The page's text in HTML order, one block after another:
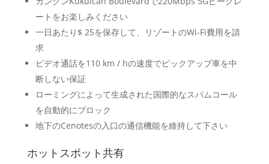
ートをお楽しみください
一日あたり$ 25を保存して、リゾートのWi-Fi費用を請
求
ビデオ通話を110 km / hの速度でピックアップ車を中
断しない保証
ローミングによって生成された国際的なスパムコール
を自動的にブロック
地下のCenotesの入口の通信機能を維持して下さい
ホットスポット共有